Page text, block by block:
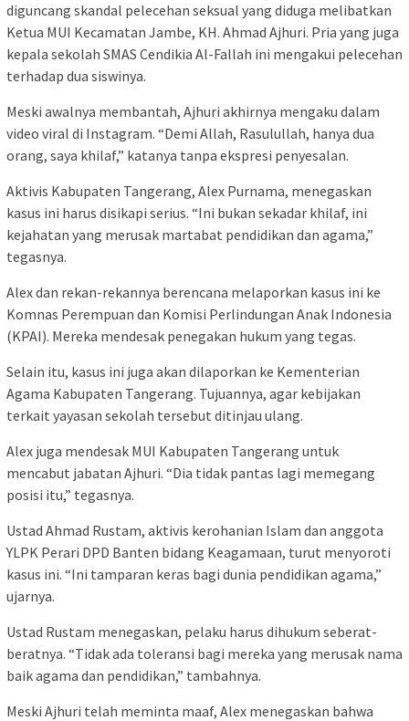
diguncang skandal pelecehan seksual yang diduga melibatkan
Ketua MUI Kecamatan Jambe, KH. Ahmad Ajhuri. Pria yang juga
kepala sekolah SMAS Cendikia Al-Fallah ini mengakui pelecehan
terhadap dua siswinya.
Meski awalnya membantah, Ajhuri akhirnya mengaku dalam
video viral di Instagram. “Demi Allah, Rasulullah, hanya dua
orang, saya khilaf,” katanya tanpa ekspresi penyesalan.
Aktivis Kabupaten Tangerang, Alex Purnama, menegaskan
kasus ini harus disikapi serius. “Ini bukan sekadar khilaf, ini
kejahatan yang merusak martabat pendidikan dan agama,”
tegasnya.
Alex dan rekan-rekannya berencana melaporkan kasus ini ke
Komnas Perempuan dan Komisi Perlindungan Anak Indonesia
(KPAI). Mereka mendesak penegakan hukum yang tegas.
Selain itu, kasus ini juga akan dilaporkan ke Kementerian
Agama Kabupaten Tangerang. Tujuannya, agar kebijakan
terkait yayasan sekolah tersebut ditinjau ulang.
Alex juga mendesak MUI Kabupaten Tangerang untuk
mencabut jabatan Ajhuri. “Dia tidak pantas lagi memegang
posisi itu,” tegasnya.
Ustad Ahmad Rustam, aktivis kerohanian Islam dan anggota
YLPK Perari DPD Banten bidang Keagamaan, turut menyoroti
kasus ini. “Ini tamparan keras bagi dunia pendidikan agama,”
ujarnya.
Ustad Rustam menegaskan, pelaku harus dihukum seberat-
beratnya. “Tidak ada toleransi bagi mereka yang merusak nama
baik agama dan pendidikan,” tambahnya.
Meski Ajhuri telah meminta maaf, Alex menegaskan bahwa